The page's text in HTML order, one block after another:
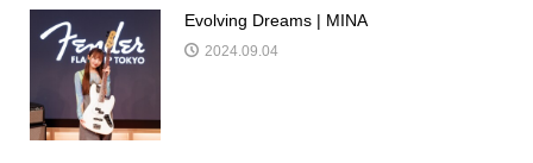
Evolving Dreams | MINA
2024.09.04